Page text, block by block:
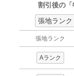
割引後の
張地ランク
張地ランク
Aランク